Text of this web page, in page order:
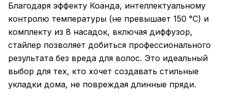
Благодаря эффекту Коанда, интеллектуальному
контролю температуры (не превышает 150 °C) и
комплекту из 8 насадок, включая диффузор,
стайлер позволяет добиться профессионального
результата без вреда для волос. Это идеальный
выбор для тех, кто хочет создавать стильные
укладки дома, не повреждая длинные пряди.